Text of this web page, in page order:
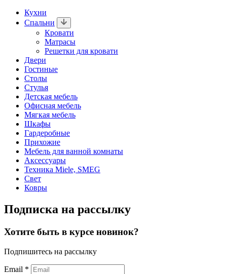
Кухни
Спальни
Кровати
Матрасы
Решетки для кровати
Двери
Гостиные
Столы
Стулья
Детская мебель
Офисная мебель
Мягкая мебель
Шкафы
Гардеробные
Прихожие
Мебель для ванной комнаты
Аксессуары
Техника Miele, SMEG
Свет
Ковры
Подписка на рассылку
Хотите быть в курсе новинок?
Подпишитесь на рассылку
Email *